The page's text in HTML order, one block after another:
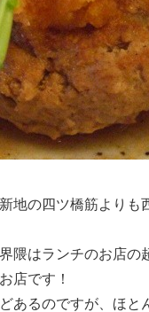
地の四ツ橋筋よりも
隈はランチのお店
店です！
あるのですが、ほ